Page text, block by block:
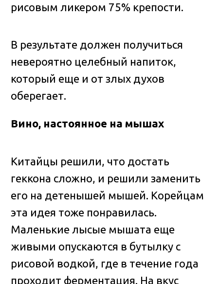
рисовым ликером 75% крепости.
В результате должен получиться
невероятно целебный напиток,
который еще и от злых духов
оберегает.
Вино, настоянное на мышах
Китайцы решили, что достать
геккона сложно, и решили заменить
его на детенышей мышей. Корейцам
эта идея тоже понравилась.
Маленькие лысые мышата еще
живыми опускаются в бутылку с
рисовой водкой, где в течение года
проходит ферментация. На вкус